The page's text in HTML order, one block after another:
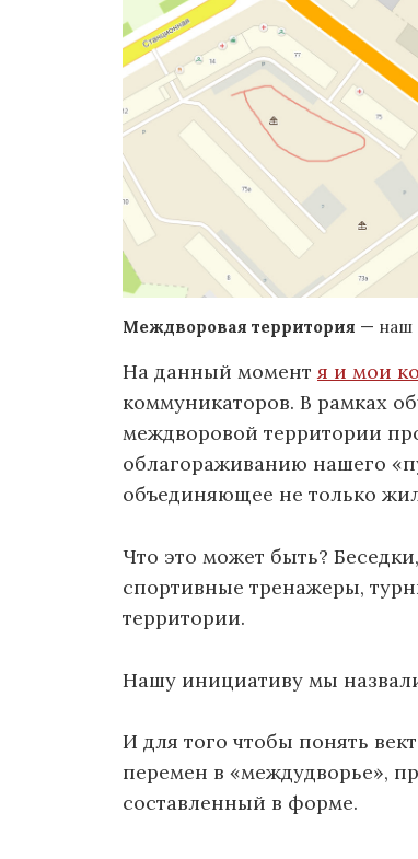
Междворовая территория — наш
На данный моментя и мои
коммуникаторов. В рамках
междворовой территории
облагораживанию нашего
объединяющее не только
Что это может быть?
спортивные тренажеры,
территории.
Нашу инициативу мы
И для того чтобы понять
перемен в «междудворье»,
составленный в форме.